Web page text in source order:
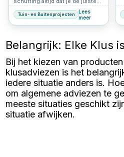
materialen in huis hebt. Zo ben
je gereed voor de zomer en kom
je de stormen ook door. Lees
Tuin- en Buitenprojecten
Lees
meer
Belangrijk: Elke Klus
Bij het kiezen van
klusadviezen is het
iedere situatie anders is.
om algemene adviezen te
meeste situaties geschikt
situatie afwijken.